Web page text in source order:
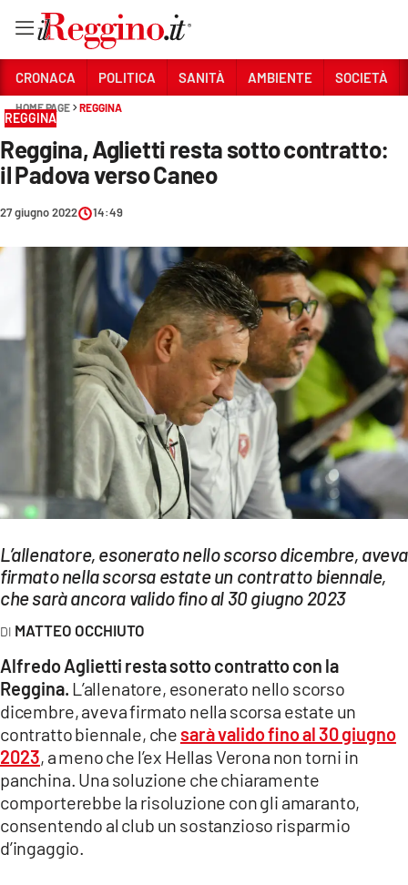
Sezioni
CRONACA
AMBIENTE
SOCIETÀ
CULTURA
ECONOMIA E LAVORO
Streaming
LAC TV
LAC NETWORK
LAC ONAIR
LaC
Network
LACPLAY.IT
LACTV.IT
LACONAIR.IT
LACITYMAG.IT
CRONACA POLITICA SANITÀ AMBIENTE SOCIETÀ
HOME PAGE REGGINA
REGGINA
Reggina, Aglietti resta sotto contratto:
il Padova verso Caneo
27 giugno 2022 14:49
L’allenatore, esonerato nello scorso dicembre, aveva
firmato nella scorsa estate un contratto biennale,
che sarà ancora valido fino al 30 giugno 2023
MATTEO OCCHIUTO
Alfredo Aglietti resta sotto contratto con la
Reggina. L’allenatore, esonerato nello scorso
dicembre, aveva firmato nella scorsa estate un
contratto biennale, che sarà valido fino al 30 giugno
2023, a meno che l’ex Hellas Verona non torni in
panchina. Una soluzione che chiaramente
comporterebbe la risoluzione con gli amaranto,
consentendo al club un sostanzioso risparmio
d’ingaggio.